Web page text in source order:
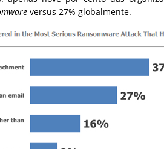
versus 27% globalmente.